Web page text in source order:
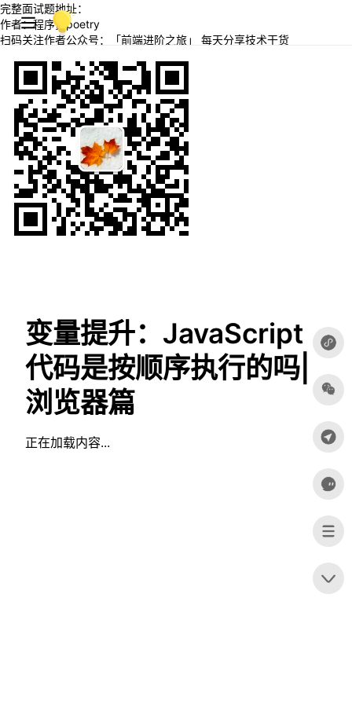
完整面试题地址：
作者：程序员poetry
扫码关注作者公众号：「前端进阶之旅」 每天分享技术干货
变量提升：JavaScript
代码是按顺序执行的吗|
浏览器篇
正在加载内容...